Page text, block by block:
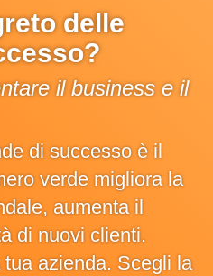
delle
il business e il
di successo è il
verde migliora la
aumenta il
di nuovi clienti.
azienda. Scegli la